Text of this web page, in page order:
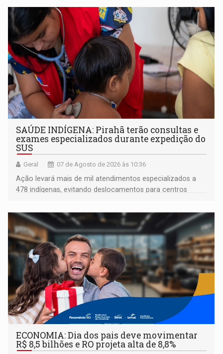
SAÚDE INDÍGENA: Pirahã terão consultas e
exames especializados durante expedição do
SUS
Geral 07 de Agosto de 2026 às 10:36
Ação levará mais de mil atendimentos especializados a
478 indígenas, evitando deslocamentos para centros
ECONOMIA: Dia dos pais deve movimentar
R$ 8,5 bilhões e RO projeta alta de 8,8%